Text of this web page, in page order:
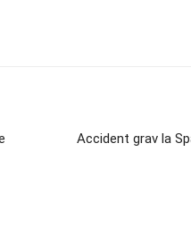
Accident grav la